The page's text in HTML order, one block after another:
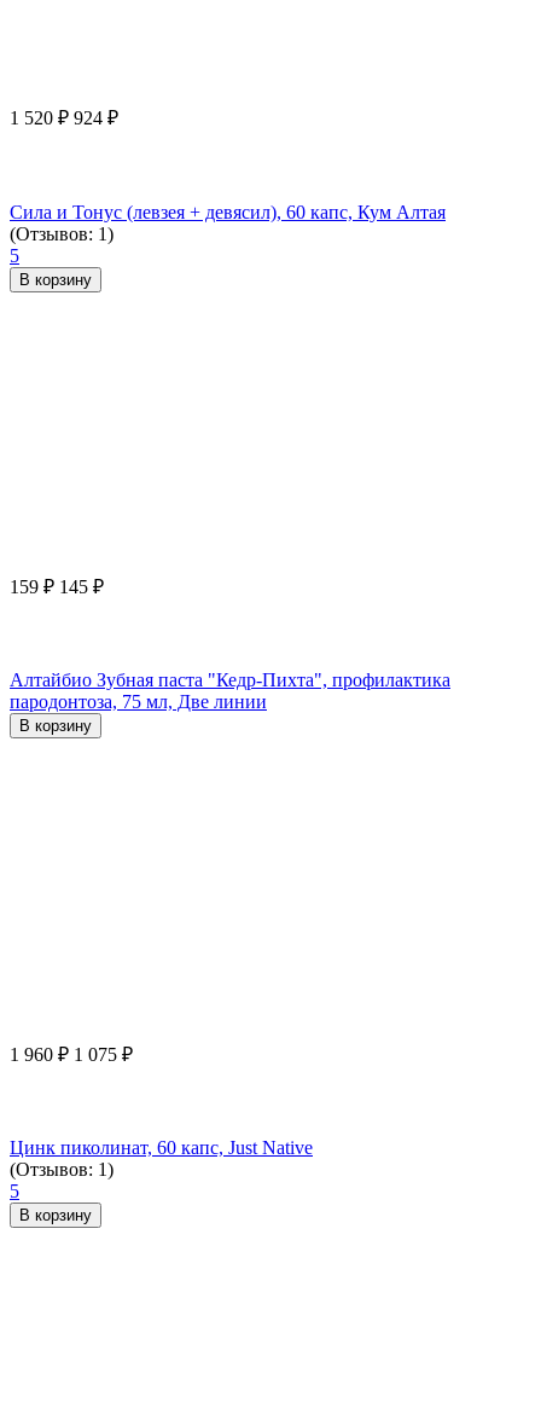
1 520 ₽ 924 ₽
Сила и Тонус (левзея + девясил), 60 капс, Кум Алтая
(Отзывов: 1)
5
В корзину
159 ₽ 145 ₽
Алтайбио Зубная паста "Кедр-Пихта", профилактика
пародонтоза, 75 мл, Две линии
В корзину
1 960 ₽ 1 075 ₽
Цинк пиколинат, 60 капс, Just Native
(Отзывов: 1)
5
В корзину